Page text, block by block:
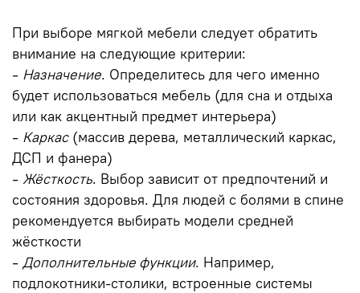
При выборе мягкой мебели следует обратить
внимание на следующие критерии:
⁃ Назначение. Определитесь для чего именно
будет использоваться мебель (для сна и отдыха
или как акцентный предмет интерьера)
⁃ Каркас(массив дерева, металлический каркас,
ДСП и фанера)
⁃ Жёсткость. Выбор зависит от предпочтений и
состояния здоровья. Для людей с болями в спине
рекомендуется выбирать модели средней
жёсткости
⁃ Дополнительные функции. Например,
подлокотники-столики, встроенные системы